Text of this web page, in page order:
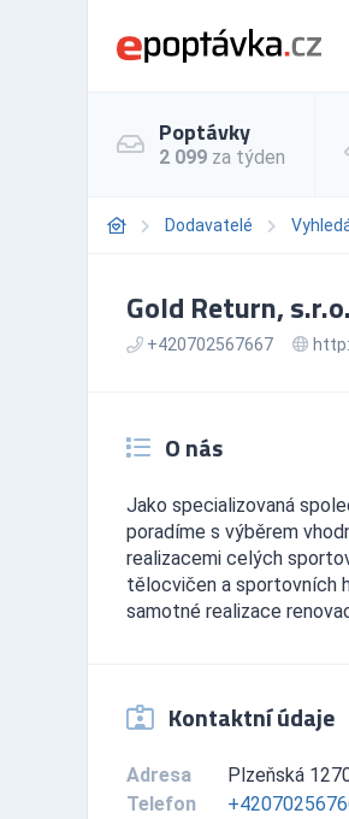
Poptávky
2 099 za týden
Dodavatelé
Gold Return, s.r.o.
+420702567667
O nás
Jako specializovaná
poradíme s výběrem
realizacemi celých
tělocvičen a sportovních
samotné realizace
Kontaktní údaje
Adresa
Plzeňská
Telefon